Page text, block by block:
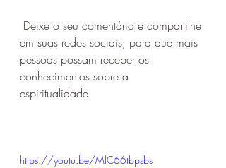
em suas redes sociais, para que mais
pessoas possam receber os
conhecimentos sobre a
espiritualidade.
https://youtu.be/MlC66tbpsbs